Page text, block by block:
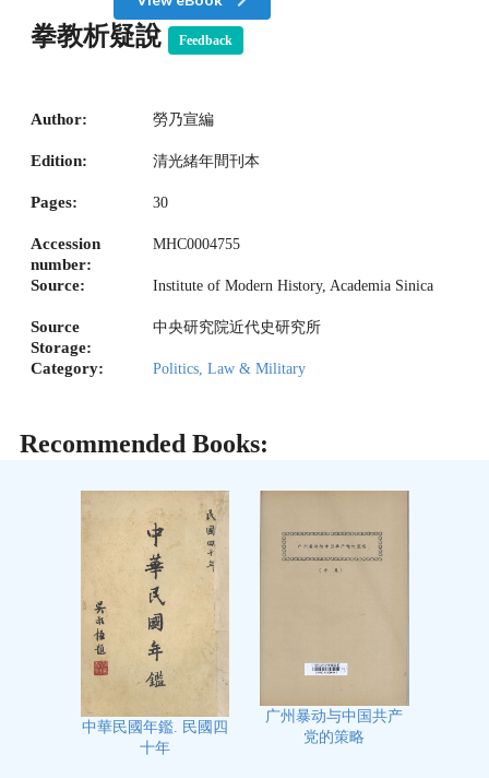
拳教析疑說 Feedback
Author: 勞乃宣編
Edition: 清光緒年間刊本
Pages: 30
Accession
number:
MHC0004755
Source: Institute of Modern History, Academia Sinica
Source
Storage:
中央研究院近代史研究所
Category: Politics, Law & Military
Recommended Books:
中華民國年鑑. 民國四
十年
广州暴动与中国共产
党的策略